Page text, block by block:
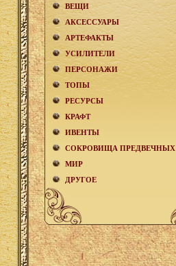
ВЕЩИ
АКCЕСCУАРЫ
АРТЕФАКТЫ
УСИЛИТЕЛИ
ПЕРСОНАЖИ
ТОПЫ
РЕСУРСЫ
КРАФТ
ИВЕНТЫ
СОКРОВИЩА ПРЕДВЕЧНЫХ
МИР
ДРУГОЕ